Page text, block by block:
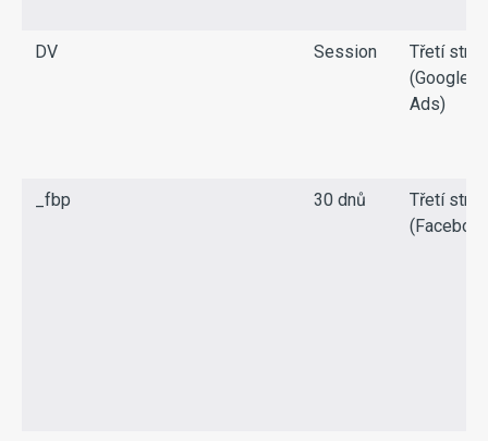
DV Session
Třetí
(Google
Ads)
_fbp 30 dnů
Třetí